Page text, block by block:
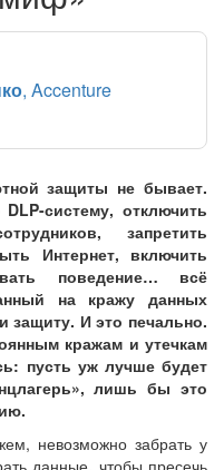
, Accenture
защиты не бывает.
систему, отключить
запретить
Интернет, включить
поведение… всё
на кражу данных
защиту. И это печально.
кражам и утечкам
пусть уж лучше будет
лишь бы это
невозможно забрать у
данные, чтобы пресечь